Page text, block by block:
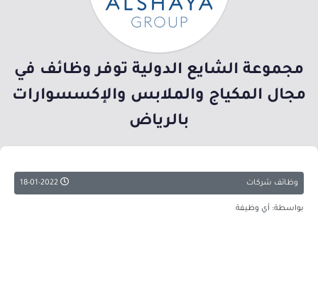
مجموعة الشايع الدولية توفر وظائف في
مجال المكياج والملابس والإكسسوارات
بالرياض
وظائف شركات
بواسطة: أي وظيفة